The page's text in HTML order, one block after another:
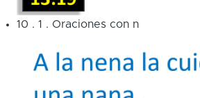
10 . 1 . Oraciones con n